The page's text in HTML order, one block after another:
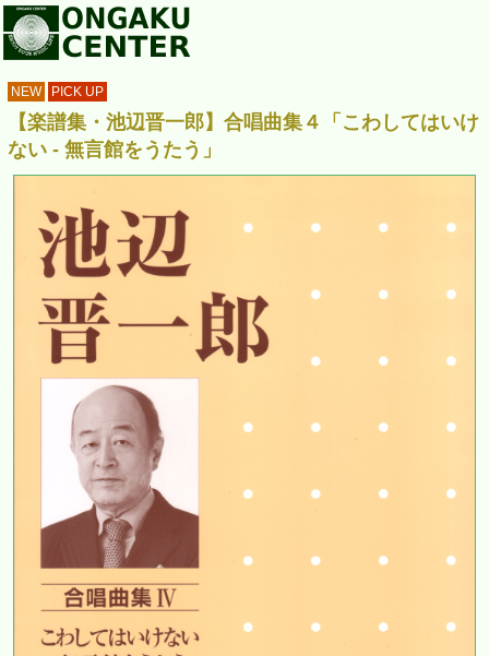
NEW PICK UP
【楽譜集・池辺晋一郎】合唱曲集４「こわしてはいけ
ない - 無言館をうたう」